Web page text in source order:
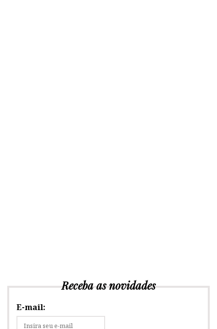
Receba as novidades
E-mail: